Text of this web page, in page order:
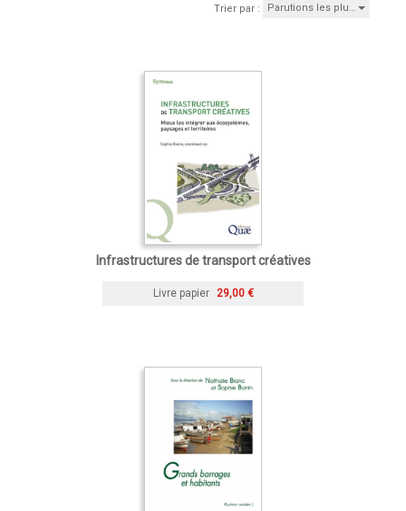
Trier par : Parutions les plu…
Infrastructures de transport créatives
Livre papier 29,00 €